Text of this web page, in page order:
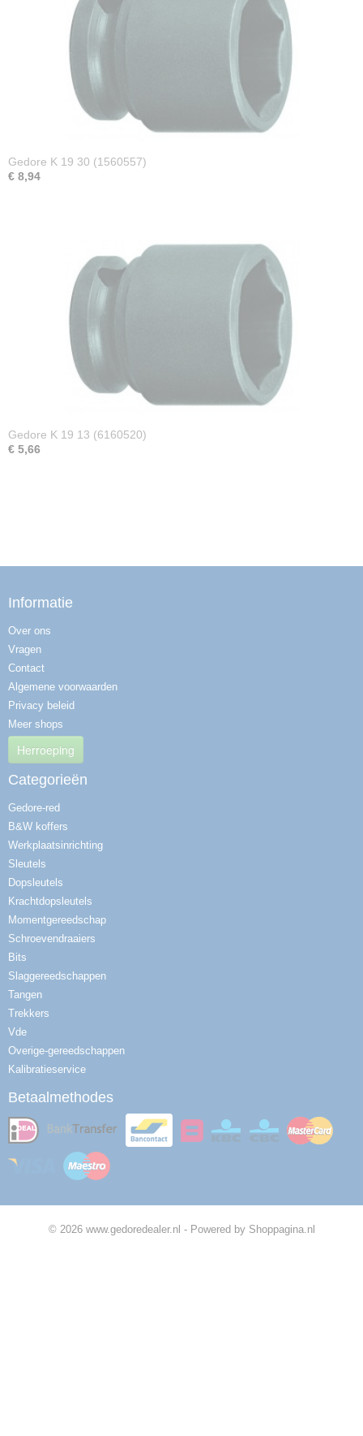
Gedore K 19 30 (1560557)
€ 8,94
Gedore K 19 13 (6160520)
€ 5,66
Informatie
Over ons
Vragen
Contact
Algemene voorwaarden
Privacy beleid
Meer shops
Herroeping
Categorieën
Gedore-red
B&W koffers
Werkplaatsinrichting
Sleutels
Dopsleutels
Krachtdopsleutels
Momentgereedschap
Schroevendraaiers
Bits
Slaggereedschappen
Tangen
Trekkers
Vde
Overige-gereedschappen
Kalibratieservice
Betaalmethodes
© 2026 www.gedoredealer.nl - Powered by Shoppagina.nl